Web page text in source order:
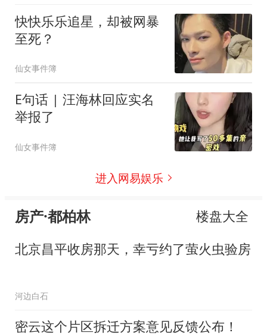
快快乐乐追星，却被网暴
至死？
仙女事件簿
E句话 | 汪海林回应实名
举报了
仙女事件簿
进入网易娱乐
房产·都柏林
楼盘大全
北京昌平收房那天，幸亏约了萤火虫验房
河边白石
密云这个片区拆迁方案意见反馈公布！